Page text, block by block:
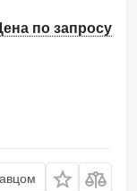
по запросу